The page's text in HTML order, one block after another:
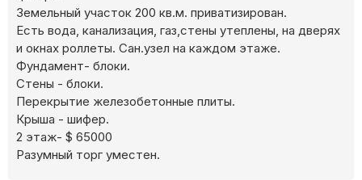
Земельный участок 200 кв.м. приватизирован.
Есть вода, канализация, газ,стены утеплены, на дверях
и окнах роллеты. Сан.узел на каждом этаже.
Фундамент- блоки.
Стены - блоки.
Перекрытие железобетонные плиты.
Крыша - шифер.
2 этаж- $ 65000
Разумный торг уместен.